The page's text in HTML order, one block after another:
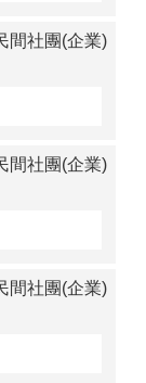
間社團(企業)
間社團(企業)
間社團(企業)